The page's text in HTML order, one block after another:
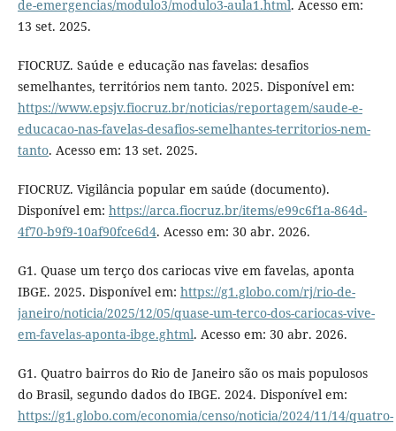
de-emergencias/modulo3/modulo3-aula1.html. Acesso em:
13 set. 2025.
FIOCRUZ. Saúde e educação nas favelas: desafios
semelhantes, territórios nem tanto. 2025. Disponível em:
https://www.epsjv.fiocruz.br/noticias/reportagem/saude-e-
educacao-nas-favelas-desafios-semelhantes-territorios-nem-
tanto. Acesso em: 13 set. 2025.
FIOCRUZ. Vigilância popular em saúde (documento).
Disponível em: https://arca.fiocruz.br/items/e99c6f1a-864d-
4f70-b9f9-10af90fce6d4. Acesso em: 30 abr. 2026.
G1. Quase um terço dos cariocas vive em favelas, aponta
IBGE. 2025. Disponível em: https://g1.globo.com/rj/rio-de-
janeiro/noticia/2025/12/05/quase-um-terco-dos-cariocas-vive-
em-favelas-aponta-ibge.ghtml. Acesso em: 30 abr. 2026.
G1. Quatro bairros do Rio de Janeiro são os mais populosos
do Brasil, segundo dados do IBGE. 2024. Disponível em:
https://g1.globo.com/economia/censo/noticia/2024/11/14/quatro-